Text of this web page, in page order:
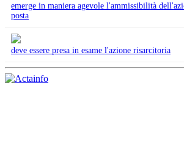
emerge in maniera agevole l'ammissibilità
posta
deve essere presa in esame l'azione risarcitoria